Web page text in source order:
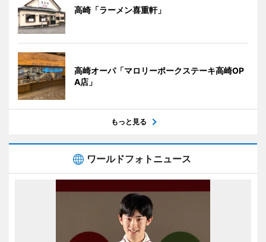
高崎「ラーメン喜重軒」
高崎オーパ「マロリーポークステーキ高崎OP
A店」
もっと見る
ワールドフォトニュース